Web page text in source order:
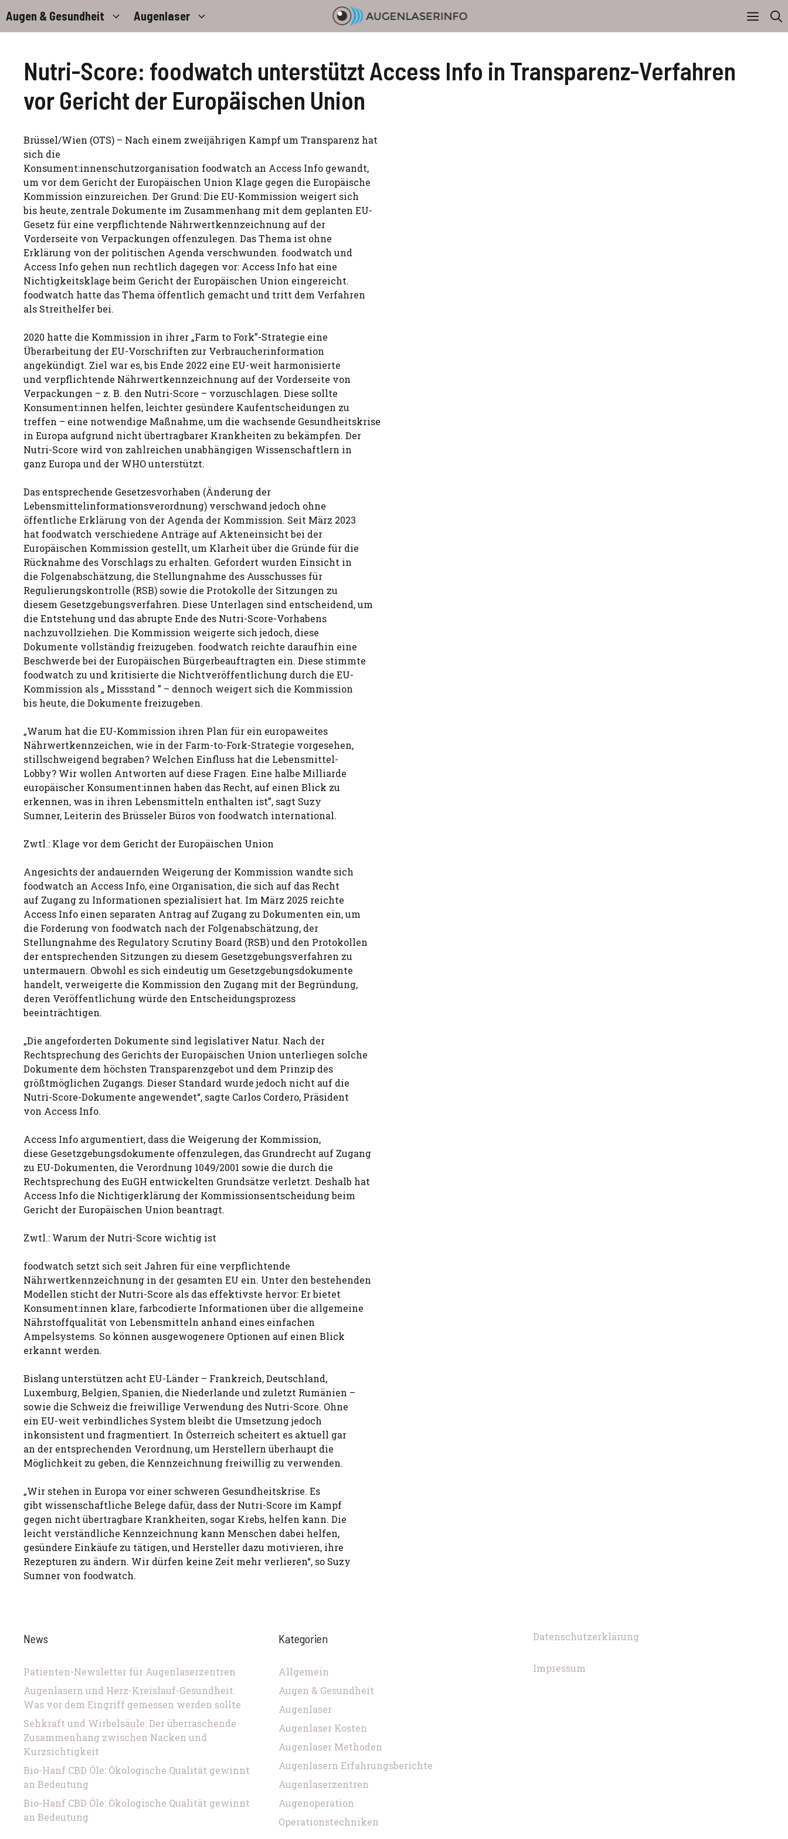
Inhalt
springen
Augen & Gesundheit Augenlaser
Nutri-Score: foodwatch unterstützt Access Info in Transparenz-Verfahren
vor Gericht der Europäischen Union
Brüssel/Wien (OTS) – Nach einem zweijährigen Kampf um Transparenz hat
sich die
Konsument:innenschutzorganisation foodwatch an Access Info gewandt,
um vor dem Gericht der Europäischen Union Klage gegen die Europäische
Kommission einzureichen. Der Grund: Die EU-Kommission weigert sich
bis heute, zentrale Dokumente im Zusammenhang mit dem geplanten EU-
Gesetz für eine verpflichtende Nährwertkennzeichnung auf der
Vorderseite von Verpackungen offenzulegen. Das Thema ist ohne
Erklärung von der politischen Agenda verschwunden. foodwatch und
Access Info gehen nun rechtlich dagegen vor: Access Info hat eine
Nichtigkeitsklage beim Gericht der Europäischen Union eingereicht.
foodwatch hatte das Thema öffentlich gemacht und tritt dem Verfahren
als Streithelfer bei.
2020 hatte die Kommission in ihrer „Farm to Fork”-Strategie eine
Überarbeitung der EU-Vorschriften zur Verbraucherinformation
angekündigt. Ziel war es, bis Ende 2022 eine EU-weit harmonisierte
und verpflichtende Nährwertkennzeichnung auf der Vorderseite von
Verpackungen – z. B. den Nutri-Score – vorzuschlagen. Diese sollte
Konsument:innen helfen, leichter gesündere Kaufentscheidungen zu
treffen – eine notwendige Maßnahme, um die wachsende Gesundheitskrise
in Europa aufgrund nicht übertragbarer Krankheiten zu bekämpfen. Der
Nutri-Score wird von zahlreichen unabhängigen Wissenschaftlern in
ganz Europa und der WHO unterstützt.
Das entsprechende Gesetzesvorhaben (Änderung der
Lebensmittelinformationsverordnung) verschwand jedoch ohne
öffentliche Erklärung von der Agenda der Kommission. Seit März 2023
hat foodwatch verschiedene Anträge auf Akteneinsicht bei der
Europäischen Kommission gestellt, um Klarheit über die Gründe für die
Rücknahme des Vorschlags zu erhalten. Gefordert wurden Einsicht in
die Folgenabschätzung, die Stellungnahme des Ausschusses für
Regulierungskontrolle (RSB) sowie die Protokolle der Sitzungen zu
diesem Gesetzgebungsverfahren. Diese Unterlagen sind entscheidend, um
die Entstehung und das abrupte Ende des Nutri-Score-Vorhabens
nachzuvollziehen. Die Kommission weigerte sich jedoch, diese
Dokumente vollständig freizugeben. foodwatch reichte daraufhin eine
Beschwerde bei der Europäischen Bürgerbeauftragten ein. Diese stimmte
foodwatch zu und kritisierte die Nichtveröffentlichung durch die EU-
Kommission als „ Missstand ” – dennoch weigert sich die Kommission
bis heute, die Dokumente freizugeben.
„Warum hat die EU-Kommission ihren Plan für ein europaweites
Nährwertkennzeichen, wie in der Farm-to-Fork-Strategie vorgesehen,
stillschweigend begraben? Welchen Einfluss hat die Lebensmittel-
Lobby? Wir wollen Antworten auf diese Fragen. Eine halbe Milliarde
europäischer Konsument:innen haben das Recht, auf einen Blick zu
erkennen, was in ihren Lebensmitteln enthalten ist”, sagt Suzy
Sumner, Leiterin des Brüsseler Büros von foodwatch international.
Zwtl.: Klage vor dem Gericht der Europäischen Union
Angesichts der andauernden Weigerung der Kommission wandte sich
foodwatch an Access Info, eine Organisation, die sich auf das Recht
auf Zugang zu Informationen spezialisiert hat. Im März 2025 reichte
Access Info einen separaten Antrag auf Zugang zu Dokumenten ein, um
die Forderung von foodwatch nach der Folgenabschätzung, der
Stellungnahme des Regulatory Scrutiny Board (RSB) und den Protokollen
der entsprechenden Sitzungen zu diesem Gesetzgebungsverfahren zu
untermauern. Obwohl es sich eindeutig um Gesetzgebungsdokumente
handelt, verweigerte die Kommission den Zugang mit der Begründung,
deren Veröffentlichung würde den Entscheidungsprozess
beeinträchtigen.
„Die angeforderten Dokumente sind legislativer Natur. Nach der
Rechtsprechung des Gerichts der Europäischen Union unterliegen solche
Dokumente dem höchsten Transparenzgebot und dem Prinzip des
größtmöglichen Zugangs. Dieser Standard wurde jedoch nicht auf die
Nutri-Score-Dokumente angewendet“, sagte Carlos Cordero, Präsident
von Access Info.
Access Info argumentiert, dass die Weigerung der Kommission,
diese Gesetzgebungsdokumente offenzulegen, das Grundrecht auf Zugang
zu EU-Dokumenten, die Verordnung 1049/2001 sowie die durch die
Rechtsprechung des EuGH entwickelten Grundsätze verletzt. Deshalb hat
Access Info die Nichtigerklärung der Kommissionsentscheidung beim
Gericht der Europäischen Union beantragt.
Zwtl.: Warum der Nutri-Score wichtig ist
foodwatch setzt sich seit Jahren für eine verpflichtende
Nährwertkennzeichnung in der gesamten EU ein. Unter den bestehenden
Modellen sticht der Nutri-Score als das effektivste hervor: Er bietet
Konsument:innen klare, farbcodierte Informationen über die allgemeine
Nährstoffqualität von Lebensmitteln anhand eines einfachen
Ampelsystems. So können ausgewogenere Optionen auf einen Blick
erkannt werden.
Bislang unterstützen acht EU-Länder – Frankreich, Deutschland,
Luxemburg, Belgien, Spanien, die Niederlande und zuletzt Rumänien –
sowie die Schweiz die freiwillige Verwendung des Nutri-Score. Ohne
ein EU-weit verbindliches System bleibt die Umsetzung jedoch
inkonsistent und fragmentiert. In Österreich scheitert es aktuell gar
an der entsprechenden Verordnung, um Herstellern überhaupt die
Möglichkeit zu geben, die Kennzeichnung freiwillig zu verwenden.
„Wir stehen in Europa vor einer schweren Gesundheitskrise. Es
gibt wissenschaftliche Belege dafür, dass der Nutri-Score im Kampf
gegen nicht übertragbare Krankheiten, sogar Krebs, helfen kann. Die
leicht verständliche Kennzeichnung kann Menschen dabei helfen,
gesündere Einkäufe zu tätigen, und Hersteller dazu motivieren, ihre
Rezepturen zu ändern. Wir dürfen keine Zeit mehr verlieren“, so Suzy
Sumner von foodwatch.
News
Patienten-Newsletter für Augenlaserzentren
Augenlasern und Herz-Kreislauf-Gesundheit:
Was vor dem Eingriff gemessen werden sollte
Sehkraft und Wirbelsäule: Der überraschende
Zusammenhang zwischen Nacken und
Kurzsichtigkeit
Bio-Hanf CBD Öle: Ökologische Qualität gewinnt
an Bedeutung
Bio-Hanf CBD Öle: Ökologische Qualität gewinnt
an Bedeutung
Kategorien
Allgemein
Augen & Gesundheit
Augenlaser
Augenlaser Kosten
Augenlaser Methoden
Augenlasern Erfahrungsberichte
Augenlaserzentren
Augenoperation
Operationstechniken
Datenschutzerklärung
Impressum